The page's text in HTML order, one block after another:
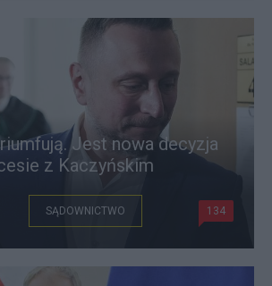
Jest nowa decyzja
z Kaczyńskim
SĄDOWNICTWO 134